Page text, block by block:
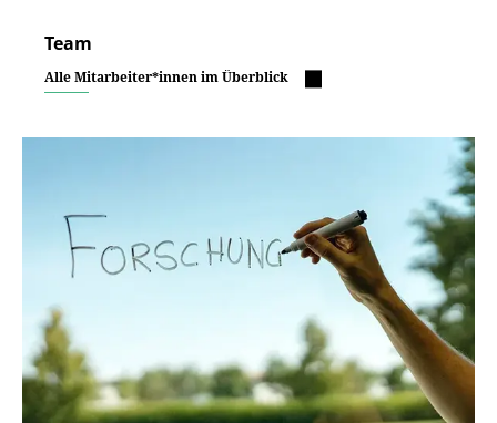
Team
Alle Mitarbeiter*innen im Überblick